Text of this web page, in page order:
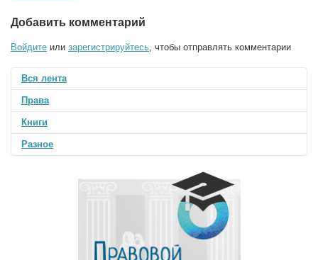
Добавить комментарий
Войдите или зарегистрируйтесь , чтобы отправлять комментарии
Вся лента
Права
Книги
Разное